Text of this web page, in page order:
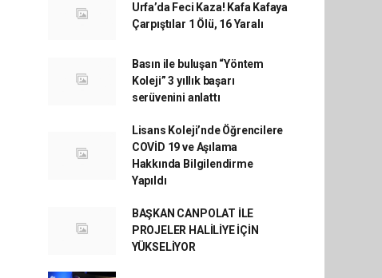
Urfa’da Feci Kaza! Kafa Kafaya
Çarpıştılar 1 Ölü, 16 Yaralı
Basın ile buluşan “Yöntem
Koleji” 3 yıllık başarı
serüvenini anlattı
Lisans Koleji’nde Öğrencilere
COVİD 19 ve Aşılama
Hakkında Bilgilendirme
Yapıldı
BAŞKAN CANPOLAT İLE
PROJELER HALİLİYE İÇİN
YÜKSELİYOR